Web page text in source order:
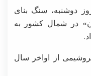
دوشنبه، سنگ بنای
در شمال کشور به
از اواخر سال